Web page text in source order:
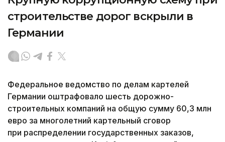
строительстве дорог вскрыли в
Германии
Федеральное ведомство по делам картелей
Германии оштрафовало шесть дорожно-
строительных компаний на общую сумму 60,3 млн
евро за многолетний картельный сговор
при распределении государственных заказов,